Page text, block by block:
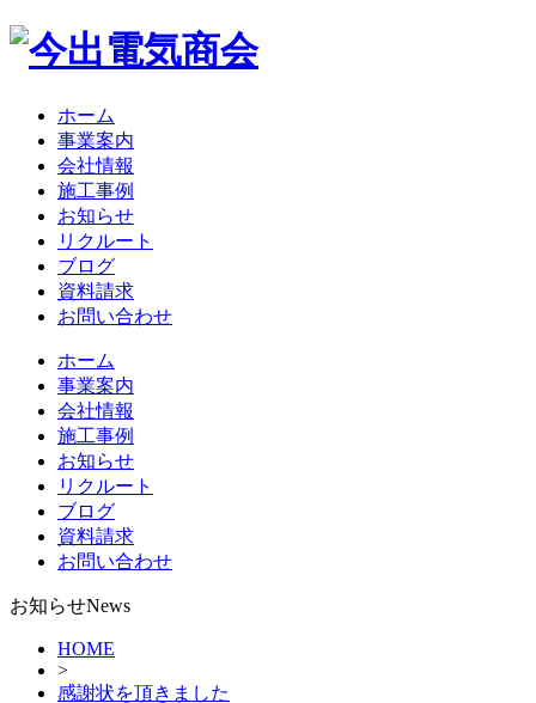
ホーム
事業案内
会社情報
施工事例
お知らせ
リクルート
ブログ
資料請求
お問い合わせ
ホーム
事業案内
会社情報
施工事例
お知らせ
リクルート
ブログ
資料請求
お問い合わせ
お知らせNews
HOME
>
感謝状を頂きました